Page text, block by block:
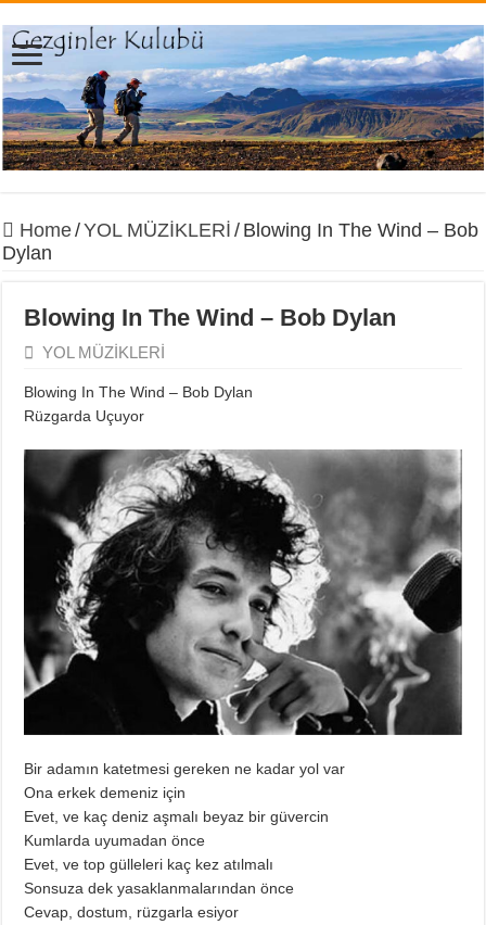
Home/YOL MÜZİKLERİ / Blowing In The Wind – Bob
Dylan
Blowing In The Wind – Bob Dylan
YOL MÜZİKLERİ
Blowing In The Wind – Bob Dylan
Rüzgarda Uçuyor
Bir adamın katetmesi gereken ne kadar yol var
Ona erkek demeniz için
Evet, ve kaç deniz aşmalı beyaz bir güvercin
Kumlarda uyumadan önce
Evet, ve top gülleleri kaç kez atılmalı
Sonsuza dek yasaklanmalarından önce
Cevap, dostum, rüzgarla esiyor